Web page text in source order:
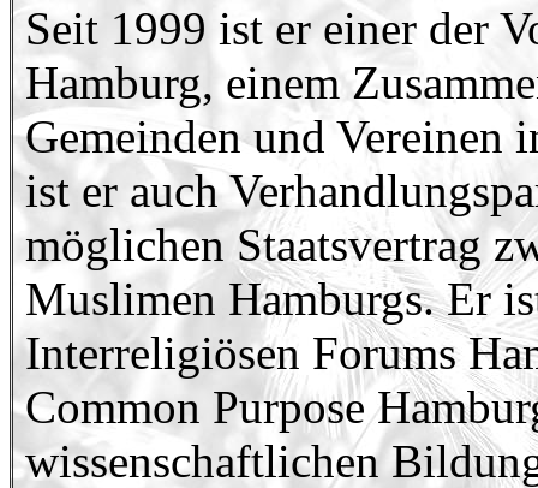
Seit 1999 ist er einer der
Hamburg, einem
Gemeinden und Vereinen
ist er auch
möglichen Staatsvertrag
Muslimen Hamburgs. Er
Interreligiösen Forums
Common Purpose
wissenschaftlichen